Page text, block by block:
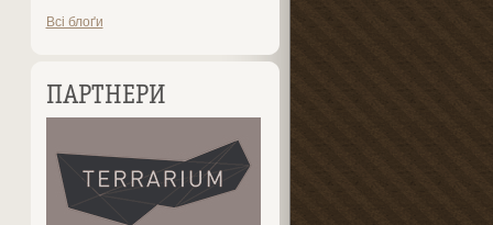
Всі блоґи
ПАРТНЕРИ